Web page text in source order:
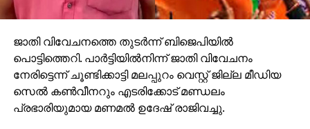
ജാതി വിവേചനത്തെ തുടര്‍ന്ന് ബിജെപിയില്‍
പൊട്ടിത്തെറി. പാര്‍ട്ടിയില്‍നിന്ന് ജാതി വിവേചനം
നേരിട്ടെന്ന് ചൂണ്ടിക്കാട്ടി മലപ്പുറം വെസ്റ്റ് ജില്ല മീഡിയ
സെല്‍ കണ്‍വീനറും എടരിക്കോട് മണ്ഡലം
പ്രഭാരിയുമായ മണമല്‍ ഉദേഷ് രാജിവച്ചു.